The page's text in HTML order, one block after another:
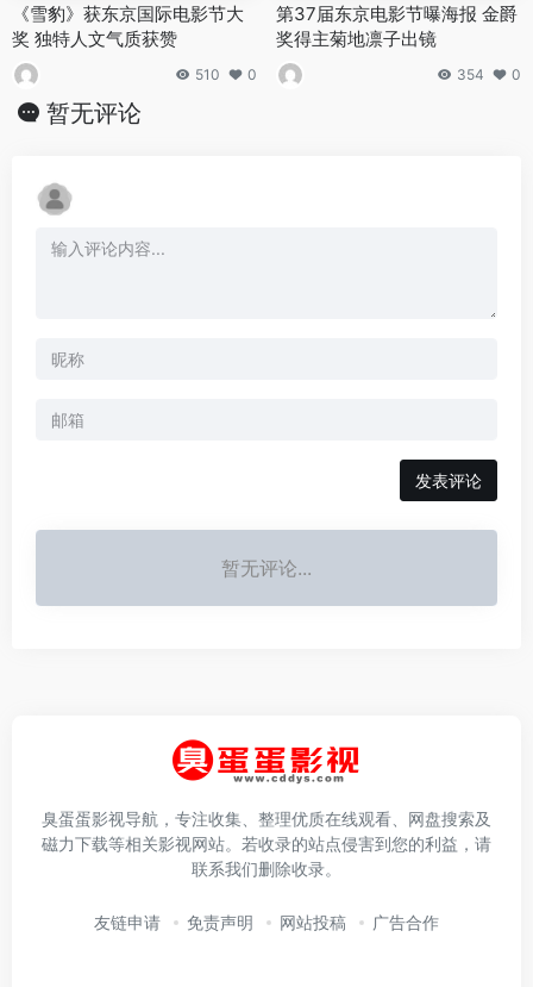
《雪豹》获东京国际电影节大
奖 独特人文气质获赞
510 0
第37届东京电影节曝海报 金爵
奖得主菊地凛子出镜
354 0
暂无评论
发表评论
暂无评论...
臭蛋蛋影视导航，专注收集、整理优质在线观看、网盘搜索及
磁力下载等相关影视网站。若收录的站点侵害到您的利益，请
联系我们删除收录。
友链申请 免责声明 网站投稿 广告合作